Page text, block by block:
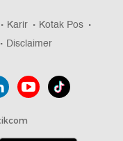
Karir
Kotak Pos
Disclaimer